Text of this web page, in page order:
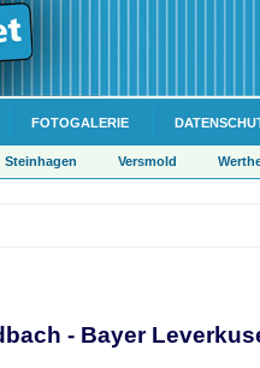
FOTOGALERIE
Steinhagen Versmold
- Bayer